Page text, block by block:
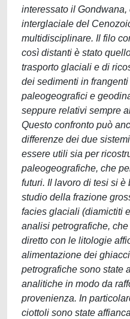
interessato il
interglaciale del
multidisciplinare. Il filo
così distanti è stato
trasporto glaciali e di
dei sedimenti in
paleogeografici e
seppure relativi sempre
Questo confronto può
differenze dei due
essere utili sia per
paleogeografiche, che
futuri. Il lavoro di tesi si
studio della frazione
facies glaciali (diamictiti
analisi petrografiche,
diretto con le litologie
alimentazione dei
petrografiche sono state
analitiche in modo da
provenienza. In
ciottoli sono state